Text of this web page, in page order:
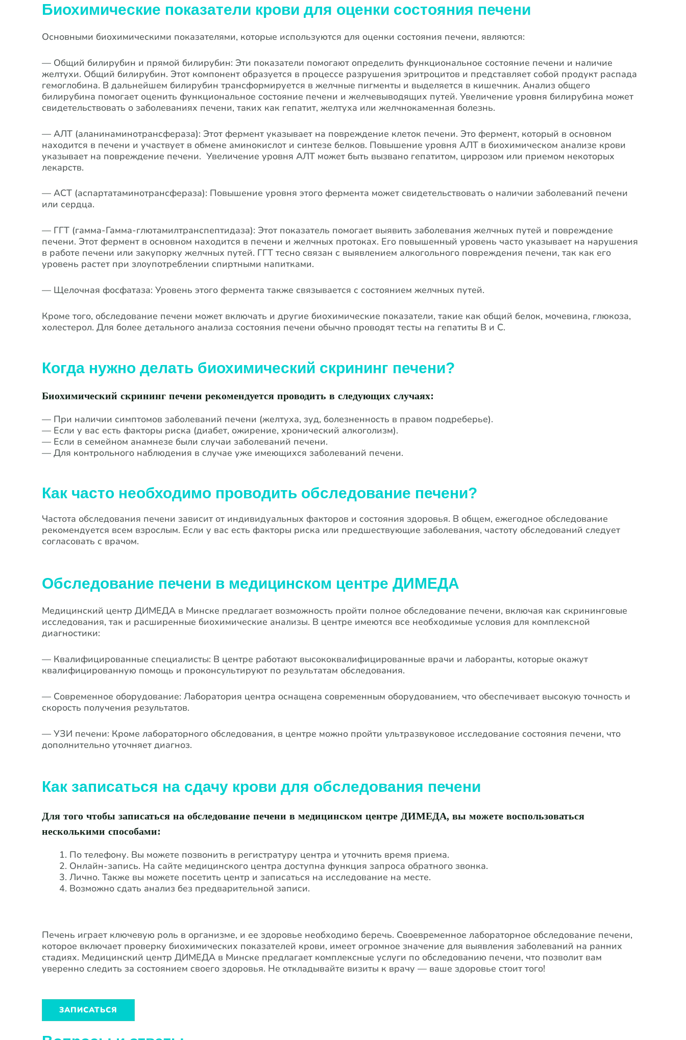
Биохимические показатели крови для оценки состояния печени
Основными биохимическими показателями, которые используются для оценки состояния печени, являются:
— Общий билирубин и прямой билирубин: Эти показатели помогают определить функциональное состояние печени и наличие
желтухи. Общий билирубин. Этот компонент образуется в процессе разрушения эритроцитов и представляет собой продукт распада
гемоглобина. В дальнейшем билирубин трансформируется в желчные пигменты и выделяется в кишечник. Анализ общего
билирубина помогает оценить функциональное состояние печени и желчевыводящих путей. Увеличение уровня билирубина может
свидетельствовать о заболеваниях печени, таких как гепатит, желтуха или желчнокаменная болезнь.
— АЛТ (аланинаминотрансфераза): Этот фермент указывает на повреждение клеток печени. Это фермент, который в основном
находится в печени и участвует в обмене аминокислот и синтезе белков. Повышение уровня АЛТ в биохимическом анализе крови
указывает на повреждение печени. Увеличение уровня АЛТ может быть вызвано гепатитом, циррозом или приемом некоторых
лекарств.
— АСТ (аспартатаминотрансфераза): Повышение уровня этого фермента может свидетельствовать о наличии заболеваний печени
или сердца.
— ГГТ (гамма-Гамма-глютамилтранспептидаза): Этот показатель помогает выявить заболевания желчных путей и повреждение
печени. Этот фермент в основном находится в печени и желчных протоках. Его повышенный уровень часто указывает на нарушения
в работе печени или закупорку желчных путей. ГГТ тесно связан с выявлением алкогольного повреждения печени, так как его
уровень растет при злоупотреблении спиртными напитками.
— Щелочная фосфатаза: Уровень этого фермента также связывается с состоянием желчных путей.
Кроме того, обследование печени может включать и другие биохимические показатели, такие как общий белок, мочевина, глюкоза,
холестерол. Для более детального анализа состояния печени обычно проводят тесты на гепатиты B и C.
Когда нужно делать биохимический скрининг печени?
Биохимический скрининг печени рекомендуется проводить в следующих случаях:
— При наличии симптомов заболеваний печени (желтуха, зуд, болезненность в правом подреберье).
— Если у вас есть факторы риска (диабет, ожирение, хронический алкоголизм).
— Если в семейном анамнезе были случаи заболеваний печени.
— Для контрольного наблюдения в случае уже имеющихся заболеваний печени.
Как часто необходимо проводить обследование печени?
Частота обследования печени зависит от индивидуальных факторов и состояния здоровья. В общем, ежегодное обследование
рекомендуется всем взрослым. Если у вас есть факторы риска или предшествующие заболевания, частоту обследований следует
согласовать с врачом.
Обследование печени в медицинском центре ДИМЕДА
Медицинский центр ДИМЕДА в Минске предлагает возможность пройти полное обследование печени, включая как скрининговые
исследования, так и расширенные биохимические анализы. В центре имеются все необходимые условия для комплексной
диагностики:
— Квалифицированные специалисты: В центре работают высококвалифицированные врачи и лаборанты, которые окажут
квалифицированную помощь и проконсультируют по результатам обследования.
— Современное оборудование: Лаборатория центра оснащена современным оборудованием, что обеспечивает высокую точность и
скорость получения результатов.
— УЗИ печени: Кроме лабораторного обследования, в центре можно пройти ультразвуковое исследование состояния печени, что
дополнительно уточняет диагноз.
Как записаться на сдачу крови для обследования печени
Для того чтобы записаться на обследование печени в медицинском центре ДИМЕДА, вы можете воспользоваться
несколькими способами:
По телефону. Вы можете позвонить в регистратуру центра и уточнить время приема.
Онлайн-запись. На сайте медицинского центра доступна функция запроса обратного звонка.
Лично. Также вы можете посетить центр и записаться на исследование на месте.
Возможно сдать анализ без предварительной записи.
Печень играет ключевую роль в организме, и ее здоровье необходимо беречь. Своевременное лабораторное обследование печени,
которое включает проверку биохимических показателей крови, имеет огромное значение для выявления заболеваний на ранних
стадиях. Медицинский центр ДИМЕДА в Минске предлагает комплексные услуги по обследованию печени, что позволит вам
уверенно следить за состоянием своего здоровья. Не откладывайте визиты к врачу — ваше здоровье стоит того!
ЗАПИСАТЬСЯ